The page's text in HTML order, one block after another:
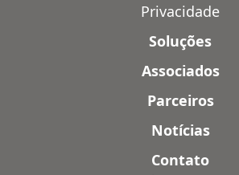
Privacidade
Soluções
Associados
Parceiros
Notícias
Contato